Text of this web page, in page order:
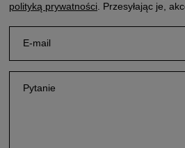
polityką prywatności . Przesyłając je,
E-mail
Pytanie